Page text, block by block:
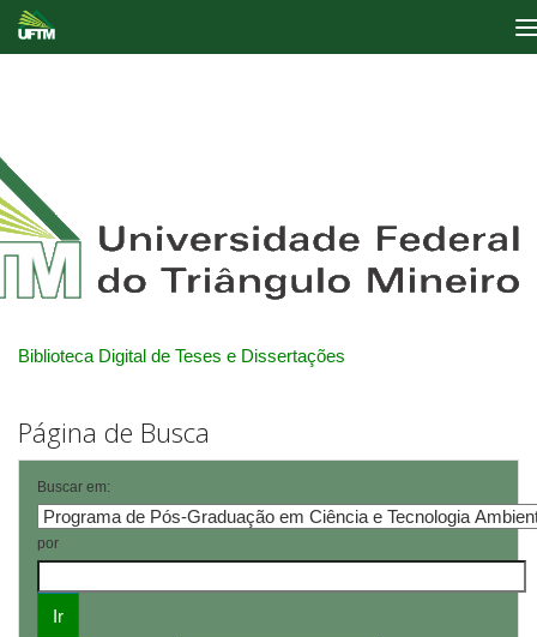
Biblioteca Digital de Teses e Dissertações
Página de Busca
Buscar em:
por